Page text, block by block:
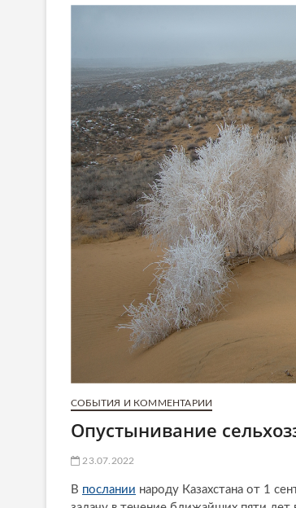
СОБЫТИЯ И КОММЕНТАРИИ
Опустынивание
23.07.2022
В послании народу Казахстана от 1